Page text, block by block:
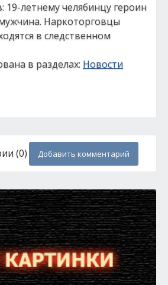
19-летнему челябинцу героин
Наркоторговцы
в следственном
в разделах: Новости
(0) Добавить комментарий